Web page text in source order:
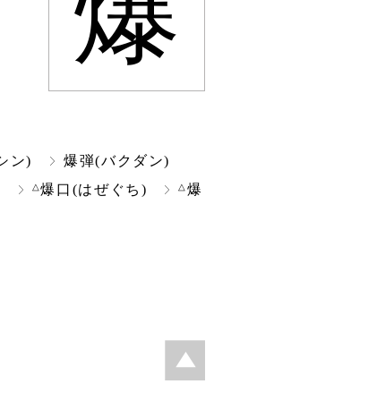
ン)
爆弾(バクダン)
△爆口(はぜぐち) △ 爆